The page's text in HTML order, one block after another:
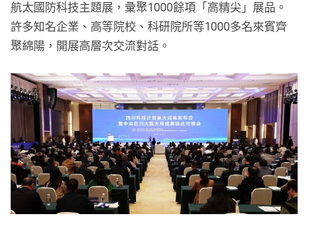
航太國防科技主題展，彙聚1000餘項「高精尖」展品。
許多知名企業、高等院校、科研院所等1000多名來賓齊
聚綿陽，開展高層次交流對話。